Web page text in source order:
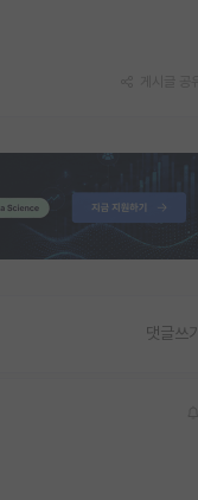
댓글쓰기